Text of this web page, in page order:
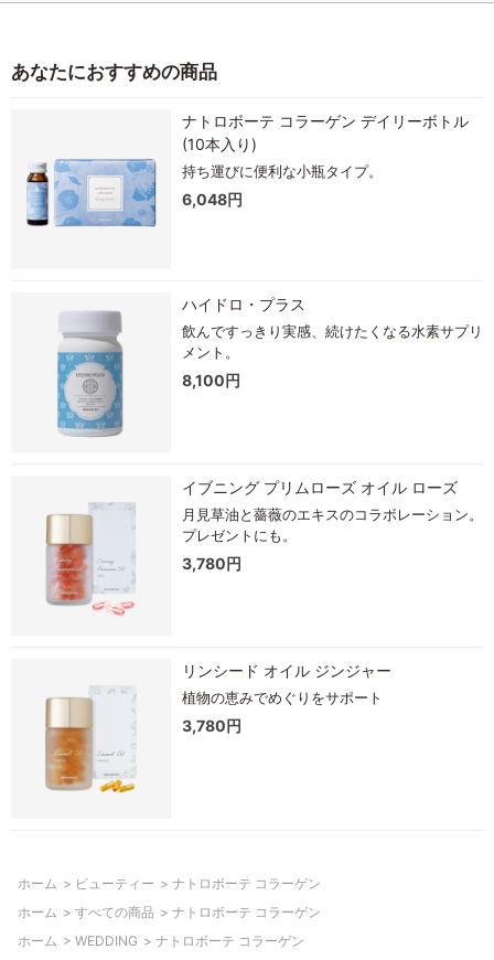
あなたにおすすめの商品
ナトロボーテ コラーゲン デイリーボトル
(10本入り)
持ち運びに便利な小瓶タイプ。
6,048円
ハイドロ・プラス
飲んですっきり実感、続けたくなる水素サプリ
メント。
8,100円
イブニング プリムローズ オイル ローズ
月見草油と薔薇のエキスのコラボレーション。
プレゼントにも。
3,780円
リンシード オイル ジンジャー
植物の恵みでめぐりをサポート
3,780円
ホーム > ビューティー > ナトロボーテ コラーゲン
ホーム > すべての商品 > ナトロボーテ コラーゲン
ホーム > WEDDING > ナトロボーテ コラーゲン